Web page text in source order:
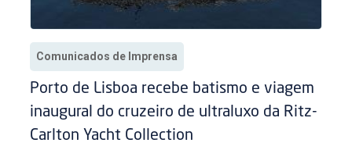
Comunicados de Imprensa
Porto de Lisboa recebe batismo e viagem
inaugural do cruzeiro de ultraluxo da Ritz-
Carlton Yacht Collection